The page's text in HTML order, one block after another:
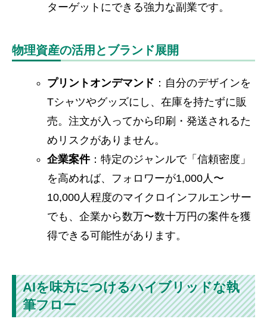
ターゲットにできる強力な副業です。
物理資産の活用とブランド展開
プリントオンデマンド ：自分のデザインを
Tシャツやグッズにし、在庫を持たずに販
売。注文が入ってから印刷・発送されるた
めリスクがありません。
企業案件：特定のジャンルで「信頼密度」
を高めれば、フォロワーが1,000人〜
10,000人程度のマイクロインフルエンサー
でも、企業から数万〜数十万円の案件を獲
得できる可能性があります。
AIを味方につけるハイブリッドな執
筆フロー